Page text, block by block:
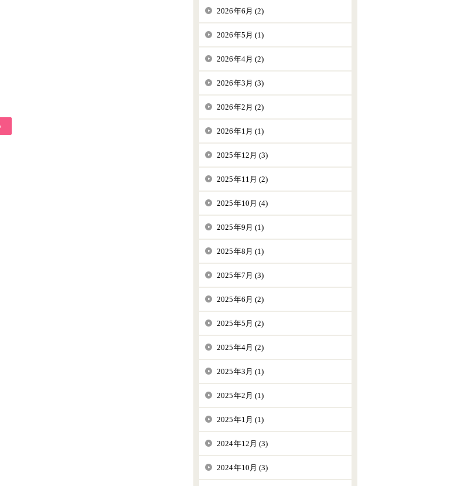
2026年6月 (2)
2026年5月 (1)
2026年4月 (2)
2026年3月 (3)
2026年2月 (2)
2026年1月 (1)
2025年12月 (3)
2025年11月 (2)
2025年10月 (4)
2025年9月 (1)
2025年8月 (1)
2025年7月 (3)
2025年6月 (2)
2025年5月 (2)
2025年4月 (2)
2025年3月 (1)
2025年2月 (1)
2025年1月 (1)
2024年12月 (3)
2024年10月 (3)